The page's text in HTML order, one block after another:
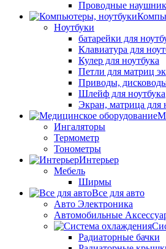
Проводные
Ноутбуки
батарейки для
Клавиатура для
Кулер для ноутбука
Петли для матриц
Приводы,
Шлейф для ноутбука
Экран, матрица для
Ингаляторы
Термометр
Тонометры
Интерьер
Мебель
Ширмы
Все для авто
Авто Электроника
Автомобильные
Радиаторные бачки